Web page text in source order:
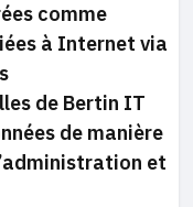
comme
à Internet via
de Bertin IT
de manière
et